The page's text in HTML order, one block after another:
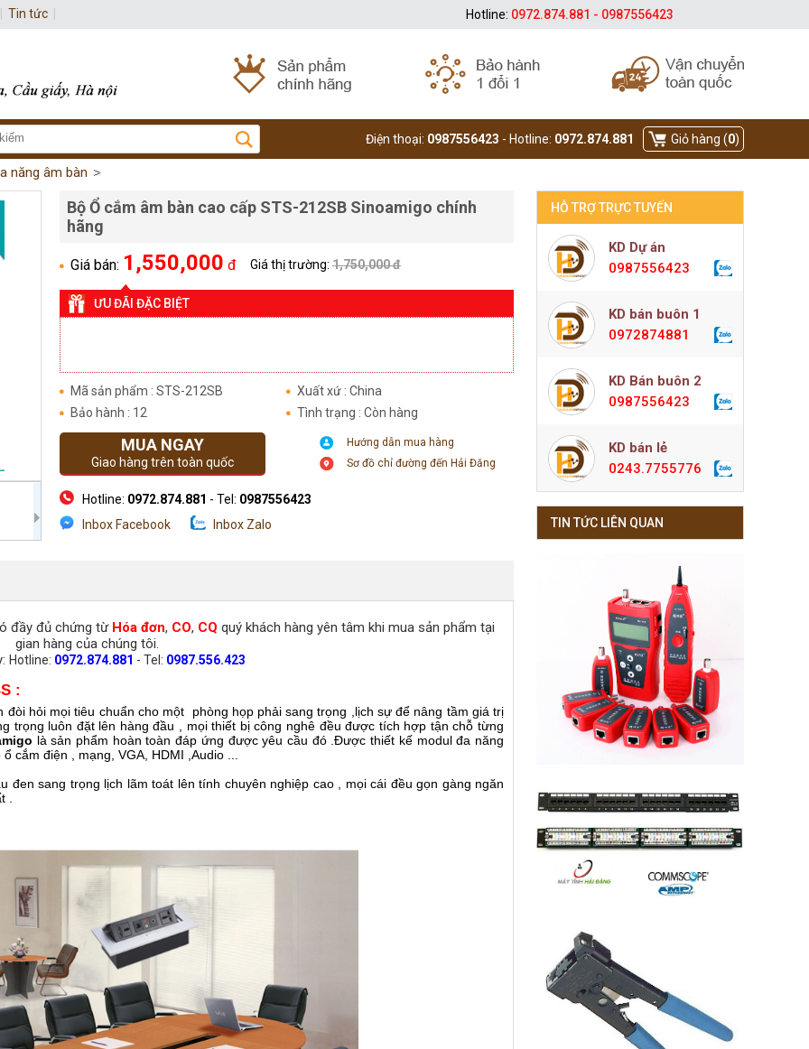
Giỏ hàng (0)
Điện thoại: 0987556423 - Hotline: 0972.874.881
năng âm bàn
Bộ Ổ cắm âm bàn cao cấp STS-212SB Sinoamigo chính
hãng
Giá bán: 1,550,000 đ Giá thị trường: 1,750,000 đ
ƯU ĐÃI ĐẶC BIỆT
Mã sản phẩm : STS-212SB
Xuất xứ : China
Bảo hành : 12
Tình trạng : Còn hàng
Hướng dẫn mua hàng
Sơ đồ chỉ đường đến Hải Đăng
MUA NGAY
Giao hàng trên toàn quốc
Hotline: 0972.874.881 - Tel: 0987556423
Inbox Facebook
Inbox Zalo
đầy đủ chứng từ Hóa đơn, CO, CQ quý khách hàng yên tâm khi mua sản phẩm tại
gian hàng của chúng tôi.
Hotline: 0972.874.881 - Tel: 0987.556.423
:
hỏi mọi tiêu chuẩn cho một phòng họp phải sang trọng ,lịch sự để nâng tầm giá trị
trọng luôn đặt lên hàng đầu , mọi thiết bị công nghê đều được tích hợp tận chỗ từng
là sản phẩm hoàn toàn đáp ứng được yêu cầu đó .Được thiết kế modul đa năng
cắm điện , mạng, VGA, HDMI ,Audio ...
đen sang trọng lịch lãm toát lên tính chuyên nghiệp cao , mọi cái đều gọn gàng ngăn
.
HỖ TRỢ TRỰC TUYẾN
KD Dự án
0987556423
KD bán buôn 1
0972874881
KD Bán buôn 2
0987556423
KD bán lẻ
0243.7755776
TIN TỨC LIÊN QUAN
Tin tức Hotline: 0972.874.881 - 0987556423